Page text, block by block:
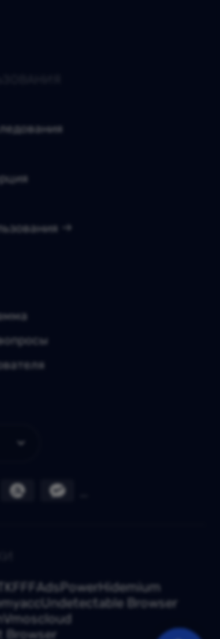
TKFFF AdsPowerHidemium
Undetectable Browser
Vmoscloud
Browser